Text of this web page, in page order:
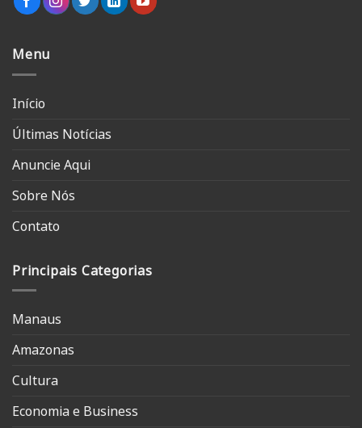
Menu
Início
Últimas Notícias
Anuncie Aqui
Sobre Nós
Contato
Principais Categorias
Manaus
Amazonas
Cultura
Economia e Business